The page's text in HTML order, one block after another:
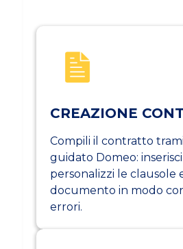
CREAZIONE
Compili il contratto
guidato Domeo:
personalizzi le clausole
documento in modo
errori.